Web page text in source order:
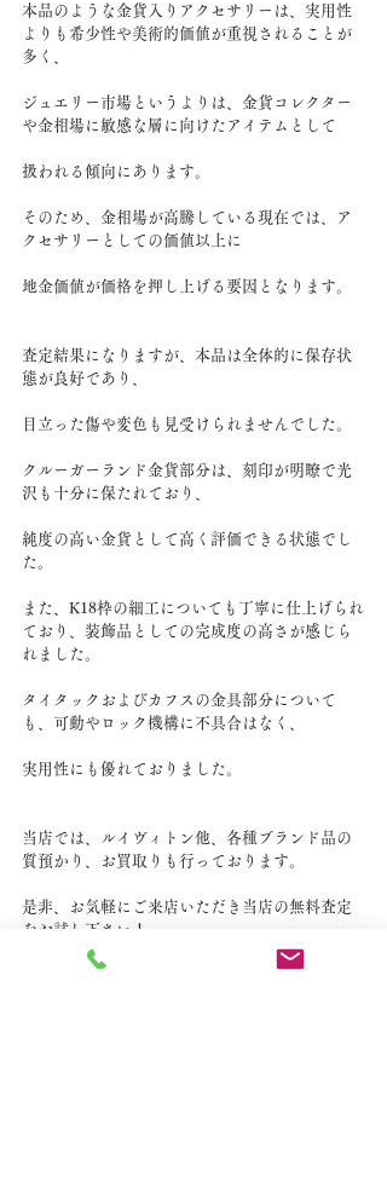
本品のような金貨入りアクセサリーは、実用性
よりも希少性や美術的価値が重視されることが
多く、
ジュエリー市場というよりは、金貨コレクター
や金相場に敏感な層に向けたアイテムとして
扱われる傾向にあります。
そのため、金相場が高騰している現在では、ア
クセサリーとしての価値以上に
地金価値が価格を押し上げる要因となります。
査定結果になりますが、本品は全体的に保存状
態が良好であり、
目立った傷や変色も見受けられませんでした。
クルーガーランド金貨部分は、刻印が明瞭で光
沢も十分に保たれており、
純度の高い金貨として高く評価できる状態でし
た。
また、K18枠の細工についても丁寧に仕上げられ
ており、装飾品としての完成度の高さが感じら
れました。
タイタックおよびカフスの金具部分について
も、可動やロック機構に不具合はなく、
実用性にも優れておりました。
当店では、ルイヴィトン他、各種ブランド品の
質預かり、お買取りも行っております。
是非、お気軽にご来店いただき当店の無料査定
をお試し下さい！
取引に至った場合は身分確認が必要になりま